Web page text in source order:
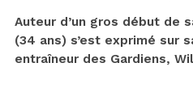
Auteur d’un gros début de
(34 ans) s’est exprimé sur
entraîneur des Gardiens,